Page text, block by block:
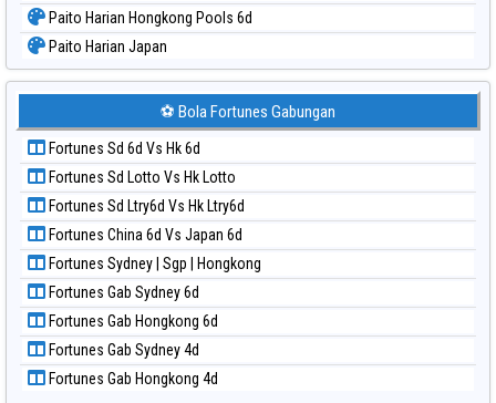
Paito Harian Hongkong Pools 6d
Paito Harian Japan
Paito Harian Japan 6d
Paito Harian Korea
Paito Harian Kuda Lari
Paito Harian Magnum Cambodia
Paito Harian Nagoya
Paito Harian New York Midday
Paito Harian North Carolina Day
Paito Harian Pcso
Paito Harian Pennsylvania Day
Paito Harian Sao Paulo
Paito Harian Singapore
Paito Harian Sydney
⚽ Bola Fortunes Gabungan
Fortunes Sd 6d Vs Hk 6d
Fortunes Sd Lotto Vs Hk Lotto
Fortunes Sd Ltry6d Vs Hk Ltry6d
Fortunes China 6d Vs Japan 6d
Fortunes Sydney | Sgp | Hongkong
Fortunes Gab Sydney 6d
Fortunes Gab Hongkong 6d
Fortunes Gab Sydney 4d
Fortunes Gab Hongkong 4d